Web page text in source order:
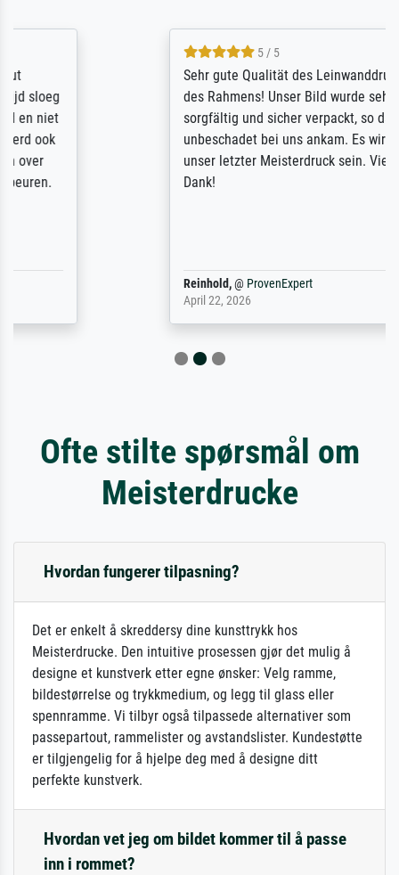
Sehr gute Qualität des Leinwanddrucks und
des Rahmens! Unser Bild wurde sehr
sorgfältig und sicher verpackt, so dass es
unbeschadet bei uns ankam. Es wird nicht
unser letzter Meisterdruck sein. Vielen
ProvenExpert
Ofte stilte spørsmål om
Meisterdrucke
Hvordan fungerer tilpasning?
Det er enkelt å skreddersy dine kunsttrykk hos
Meisterdrucke. Den intuitive prosessen gjør det mulig å
designe et kunstverk etter egne ønsker: Velg ramme,
bildestørrelse og trykkmedium, og legg til glass eller
spennramme. Vi tilbyr også tilpassede alternativer som
passepartout, rammelister og avstandslister. Kundestøtte
er tilgjengelig for å hjelpe deg med å designe ditt
perfekte kunstverk.
Hvordan vet jeg om bildet kommer til å passe
inn i rommet?